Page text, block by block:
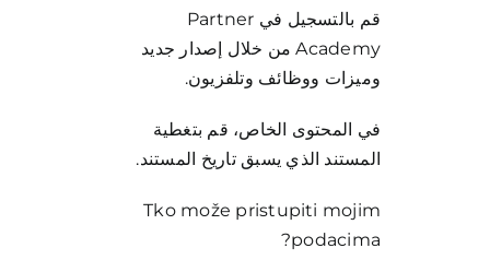
قم بالتسجيل في Partner
Academy من خلال إصدار جديد
وميزات ووظائف وتلفزيون.
في المحتوى الخاص، قم بتغطية
المستند الذي يسبق تاريخ المستند.
Tko može pristupiti mojim
podacima?